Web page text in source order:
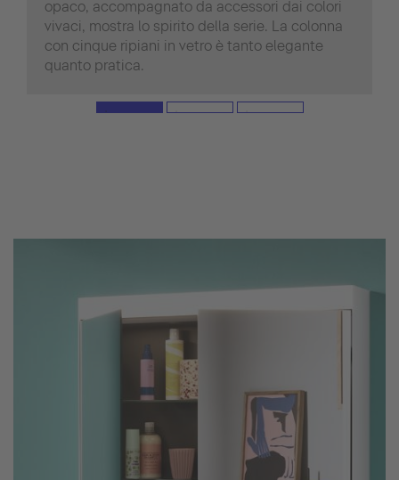
opaco, accompagnato da accessori dai colori
vivaci, mostra lo spirito della serie. La colonna
con cinque ripiani in vetro è tanto elegante
quanto pratica.